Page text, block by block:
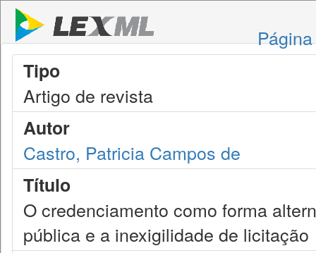
Tipo
Artigo de revista
Autor
Castro, Patricia Campos de
Título
O credenciamento como forma
pública e a inexigilidade de licitação